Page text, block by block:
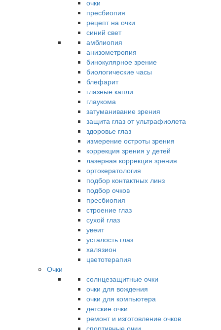
очки
пресбиопия
рецепт на очки
синий свет
амблиопия
анизометропия
бинокулярное зрение
биологические часы
блефарит
глазные капли
глаукома
затуманивание зрения
защита глаз от ультрафиолета
здоровье глаз
измерение остроты зрения
коррекция зрения у детей
лазерная коррекция зрения
ортокератология
подбор контактных линз
подбор очков
пресбиопия
строение глаз
сухой глаз
увеит
усталость глаз
халязион
цветотерапия
Очки
солнцезащитные очки
очки для вождения
очки для компьютера
детские очки
ремонт и изготовление очков